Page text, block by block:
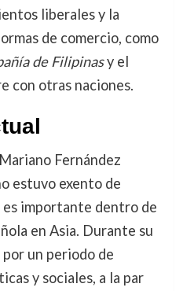
liberales y la
de comercio, como
de Filipinasy el
con otras naciones.
Fernández
estuvo exento de
importante dentro de
en Asia. Durante su
un periodo de
y sociales, a la par